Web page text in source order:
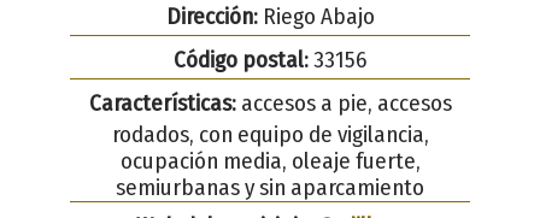
Dirección:Riego Abajo
Código postal:33156
Características:accesos a pie, accesos
rodados, con equipo de vigilancia,
ocupación media, oleaje fuerte,
semiurbanas y sin aparcamiento